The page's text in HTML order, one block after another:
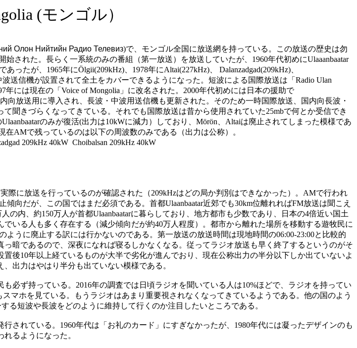
(モンゴル）
Олон Нийтийн Радио Телевиз)で、モンゴル全国に放送網を持っている。この放送の歴史は勿
された。長らく一系統のみの番組（第一放送）を放送していたが、1960年代初めにUlaaanbaatar
ったが、1965年にÖlgii(209kHz)、1978年にAltai(227kHz)、 Dalanzadgad(209kHz)、
送信機が設置されて全土をカバーできるようになった。短波による国際放送は「Radio Ulan
には現在の「Voice of Mongolia」に改名された。2000年代初めには日本の援助で
向放送用に導入され、長波・中波用送信機も更新された。そのため一時国際放送、国内向長波・
聞きづらくなってきている。それでも国際放送は昔から使用されていた25mbで何とか受信でき
のみが復活(出力は10kWに減力）しており、Mörön、Altaiは廃止されてしまった模様であ
在AMで残っているのは以下の周波数のみである（出力は公称）。
209kHz 40kW Choibalsan 209kHz 40kW
に放送を行っているのが確認された（209kHzはどの局か判別はできなかった）。AMで行われ
向だが、この国ではまだ必須である。首都Ulaanbaatar近郊でも30km位離れればFM放送は聞こえ
内、約150万人が首都Ulaanbaatarに暮らしており、地方都市も少数であり、日本の4倍近い国土
いる人も多く存在する（減少傾向だが約40万人程度）。都市から離れた場所を移動する遊牧民に
うに廃止する訳には行かないのである。第一放送の放送時間は現地時間の06:00-23:00と比較的
暗であるので、深夜になれば寝るしかなくなる。従ってラジオ放送も早く終了するというのがそ
後10年以上経ているものが大半で劣化が進んでおり、現在公称出力の半分以下しか出ていないよ
出力はやはり半分も出ていない模様である。
ず持っている。2016年の調査では日頃ラジオを聞いている人は10%ほどで、ラジオを持ってい
マホを見ている。もうラジオはあまり重要視されなくなってきているようである。他の国のよう
短波や長波をどのように維持して行くのか注目したいところである。
されている。1960年代は「お礼のカード」にすぎなかったが、1980年代には凝ったデザインのも
るようになった。